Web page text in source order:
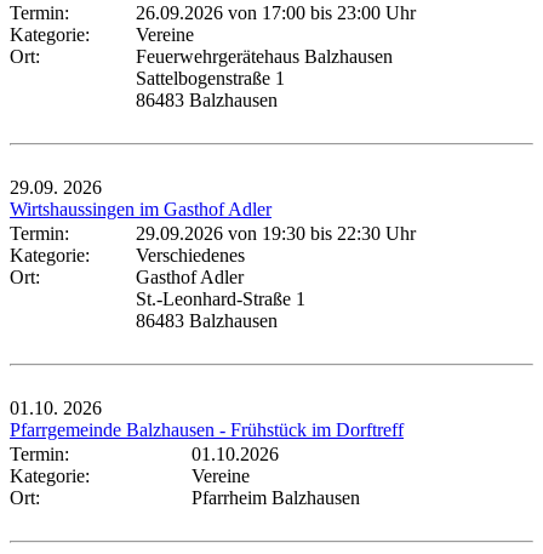
Termin:
26.09.2026 von 17:00 bis 23:00 Uhr
Kategorie:
Vereine
Ort:
Feuerwehrgerätehaus Balzhausen
Sattelbogenstraße 1
86483 Balzhausen
29.09. 2026
Wirtshaussingen im Gasthof Adler
Termin:
29.09.2026 von 19:30 bis 22:30 Uhr
Kategorie:
Verschiedenes
Ort:
Gasthof Adler
St.-Leonhard-Straße 1
86483 Balzhausen
01.10. 2026
Pfarrgemeinde Balzhausen - Frühstück im Dorftreff
Termin:
01.10.2026
Kategorie:
Vereine
Ort:
Pfarrheim Balzhausen